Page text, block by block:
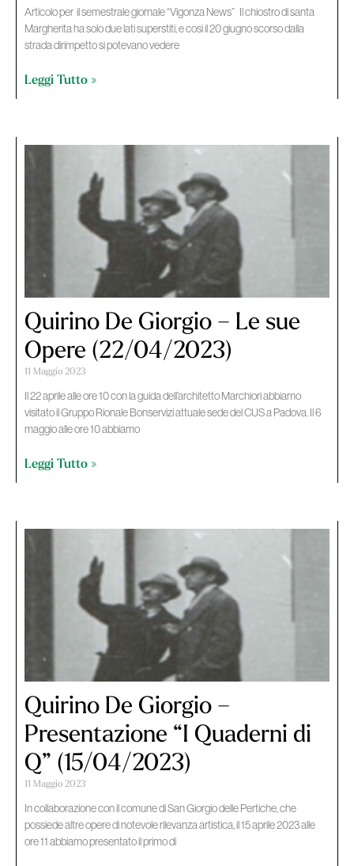
Articolo per il semestrale giornale “Vigonza News” Il chiostro di santa
Margherita ha solo due lati superstiti, e così il 20 giugno scorso dalla
strada dirimpetto si potevano vedere
Leggi Tutto »
Quirino De Giorgio – Le sue
Opere (22/04/2023)
11 Maggio 2023
Il 22 aprile alle ore 10 con la guida dell’architetto Marchiori abbiamo
visitato il Gruppo Rionale Bonservizi attuale sede del CUS a Padova. Il 6
maggio alle ore 10 abbiamo
Leggi Tutto »
Quirino De Giorgio –
Presentazione “I Quaderni di
Q” (15/04/2023)
11 Maggio 2023
In collaborazione con il comune di San Giorgio delle Pertiche, che
possiede altre opere di notevole rilevanza artistica, il 15 aprile 2023 alle
ore 11 abbiamo presentato il primo di